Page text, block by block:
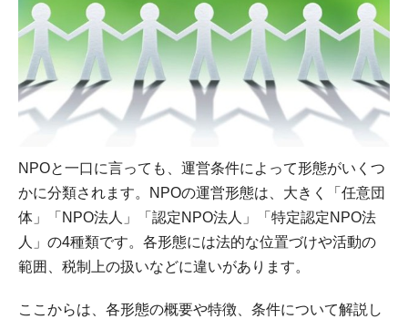
NPOと一口に言っても、運営条件によって形態がいくつ
かに分類されます。NPOの運営形態は、大きく「任意団
体」「NPO法人」「認定NPO法人」「特定認定NPO法
人」の4種類です。各形態には法的な位置づけや活動の
範囲、税制上の扱いなどに違いがあります。
ここからは、各形態の概要や特徴、条件について解説し